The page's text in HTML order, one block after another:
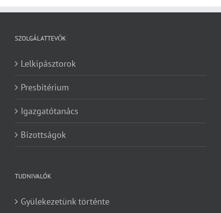
SZOLGÁLATTEVŐK
Lelkipásztorok
Presbitérium
Igazgatótanács
Bizottságok
TUDNIVALÓK
Gyülekezetünk történte